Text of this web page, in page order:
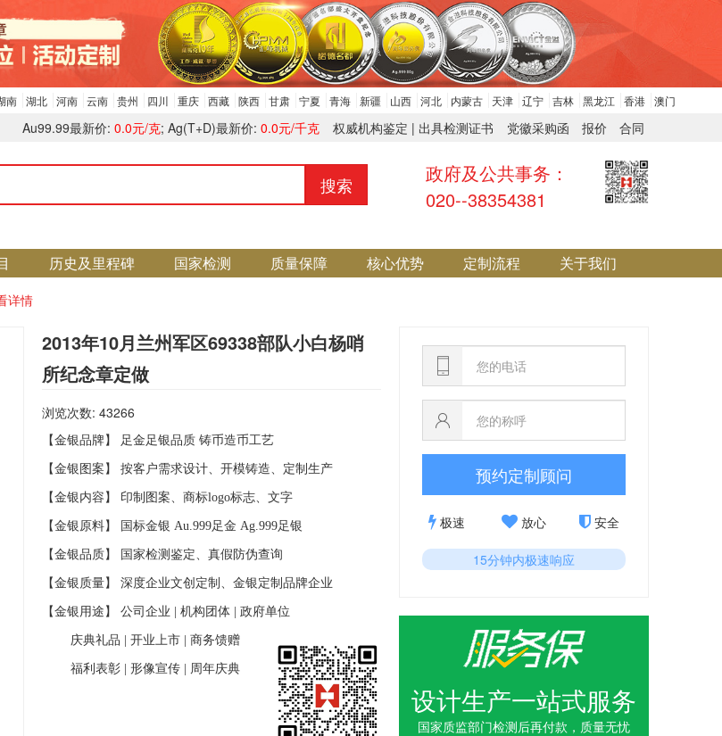
南 湖北 河南 云南 贵州 四川 重庆 西藏 陕西 甘肃 宁夏 青海 新疆 山西 河北 内蒙古 天津 辽宁 吉林 黑龙江 香港 澳门
党徽采购函 报价 合同
权威机构鉴定 | 出具检测证书
Au99.99最新价: 0.0元/克; Ag(T+D)最新价: 0.0元/千克
搜索
政府及公共事务：
020--38354381
历史及里程碑 国家检测 质量保障 核心优势 定制流程 关于我们
详情
2013年10月兰州军区69338部队小白杨哨
所纪念章定做
浏览次数: 43266
【金银品牌】 足金足银品质 铸币造币工艺
【金银图案】 按客户需求设计、开模铸造、定制生产
【金银内容】 印制图案、商标logo标志、文字
【金银原料】 国标金银 Au.999足金 Ag.999足银
【金银品质】 国家检测鉴定、真假防伪查询
【金银质量】 深度企业文创定制、金银定制品牌企业
【金银用途】 公司企业 机构团体 政府单位
庆典礼品 开业上市 商务馈赠
福利表彰 形像宣传 周年庆典
预约定制顾问
极速 放心 安全
15分钟内极速响应
设计生产一站式服务
国家质监部门检测后再付款，质量无忧